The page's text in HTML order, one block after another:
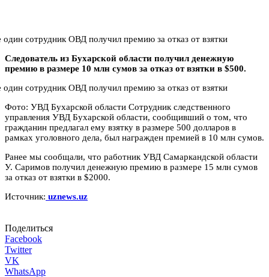
Следователь из Бухарской области получил денежную
премию в размере 10 млн сумов за отказ от взятки в $500.
Фото: УВД Бухарской области Сотрудник следственного
управления УВД Бухарской области, сообщивший о том, что
гражданин предлагал ему взятку в размере 500 долларов в
рамках уголовного дела, был награжден премией в 10 млн сумов.
Ранее мы сообщали, что работник УВД Самаркандской области
У. Саримов получил денежную премию в размере 15 млн сумов
за отказ от взятки в $2000.
Источник: uznews.uz
Поделиться
Facebook
Twitter
VK
WhatsApp